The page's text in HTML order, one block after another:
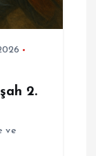
2.
ve